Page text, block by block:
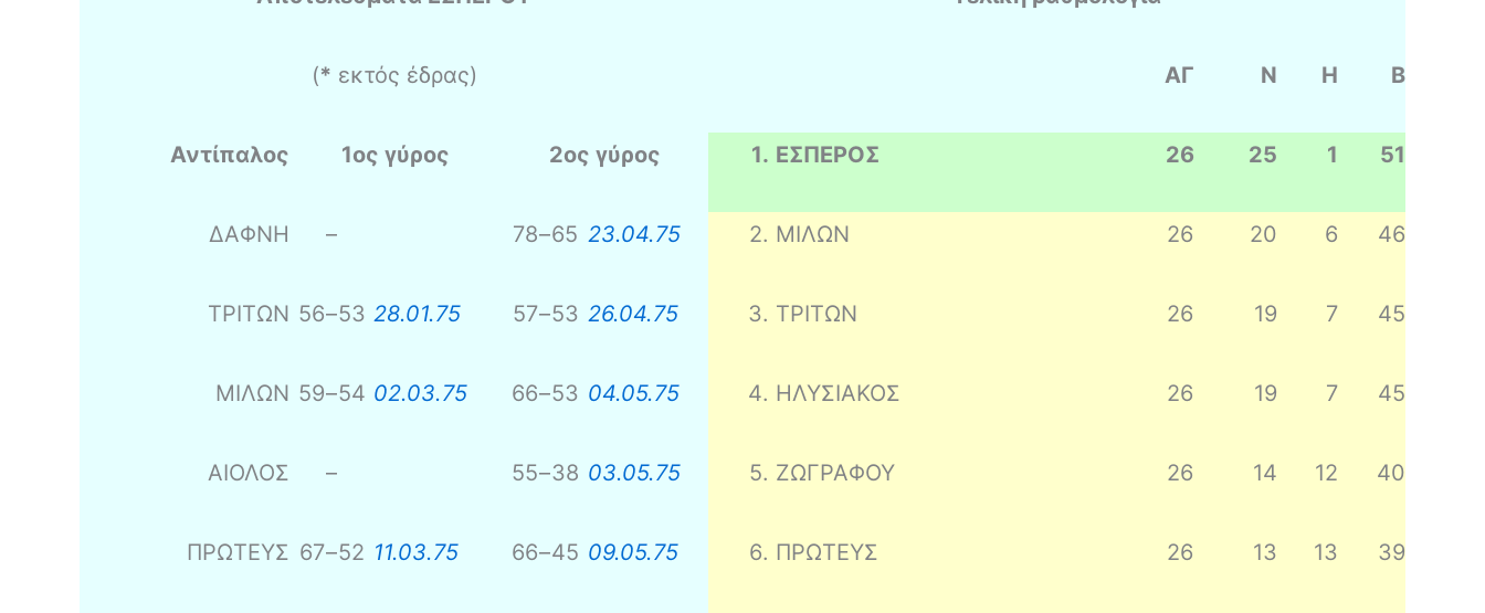
(* εκτός έδρας) ΑΓ Ν Η Β
Αντίπαλος 1ος γύρος 2ος γύρος 1. ΕΣΠΕΡΟΣ 26 25 1 51
ΔΑΦΝΗ – 78–65 23.04.75 2. ΜΙΛΩΝ 26 20 6 46
ΤΡΙΤΩΝ 56–53 28.01.75 57–53 26.04.75 3. ΤΡΙΤΩΝ 26 19 7 45
ΜΙΛΩΝ 59–54 02.03.75 66–53 04.05.75 4. ΗΛΥΣΙΑΚΟΣ 26 19 7 45
ΑΙΟΛΟΣ – 55–38 03.05.75 5. ΖΩΓΡΑΦΟΥ 26 14 12 40
ΠΡΩΤΕΥΣ 67–52 11.03.75 66–45 09.05.75 6. ΠΡΩΤΕΥΣ 26 13 13 39